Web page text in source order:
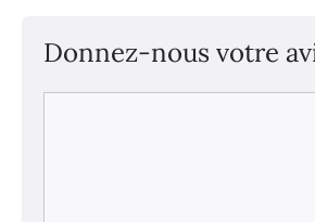
Donnez-nous votre